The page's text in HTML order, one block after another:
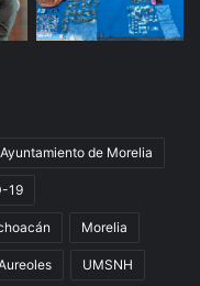
Ayuntamiento de Morelia
19
Morelia
UMSNH